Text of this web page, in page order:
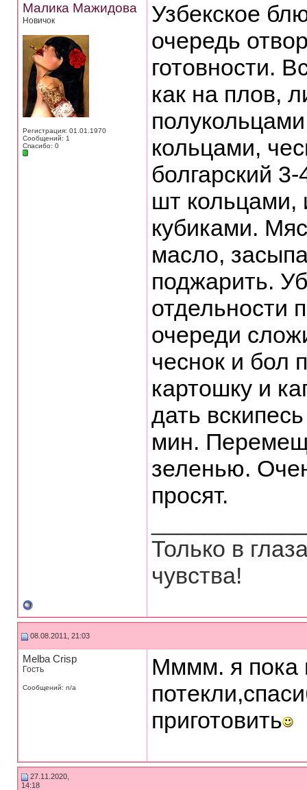
Малика Мажидова
Новичок
Регистрация: 01.01.1970
Сообщений: 1
Спасибо: 0
Узбекское
очередь
готовности.
как на плов,
кольцами,
болгарский
шт кольцами,
кубиками.
масло,
поджарить.
отдельности
очереди
чеснок и бол
картошку и
дать
мин.
зеленью.
просят.
Только в
чувства!
08.08.2011, 21:03
Melba Crisp
Гость
Сообщений: n/a
Мммм. я пока
приготовить
27.11.2020,
14:18